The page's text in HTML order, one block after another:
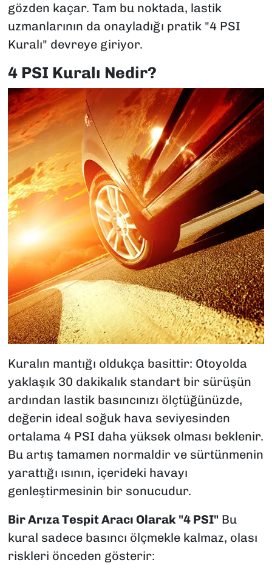
gözden kaçar. Tam bu noktada, lastik
uzmanlarının da onayladığı pratik "4 PSI
Kuralı" devreye giriyor.
4 PSI Kuralı Nedir?
Kuralın mantığı oldukça basittir: Otoyolda
yaklaşık 30 dakikalık standart bir sürüşün
ardından lastik basıncınızı ölçtüğünüzde,
değerin ideal soğuk hava seviyesinden
ortalama 4 PSI daha yüksek olması beklenir.
Bu artış tamamen normaldir ve sürtünmenin
yarattığı ısının, içerideki havayı
genleştirmesinin bir sonucudur.
Bir Arıza Tespit Aracı Olarak "4 PSI"Bu
kural sadece basıncı ölçmekle kalmaz, olası
riskleri önceden gösterir: